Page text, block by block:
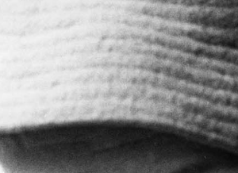
AÇÃO SOCIAL
EDUCAÇÃO
ESCOLA ESCUTA
PUBLICAÇÕES E DVDs